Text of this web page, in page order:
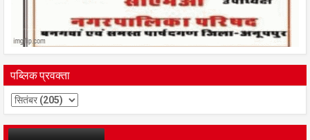
पब्लिक प्रवक्ता